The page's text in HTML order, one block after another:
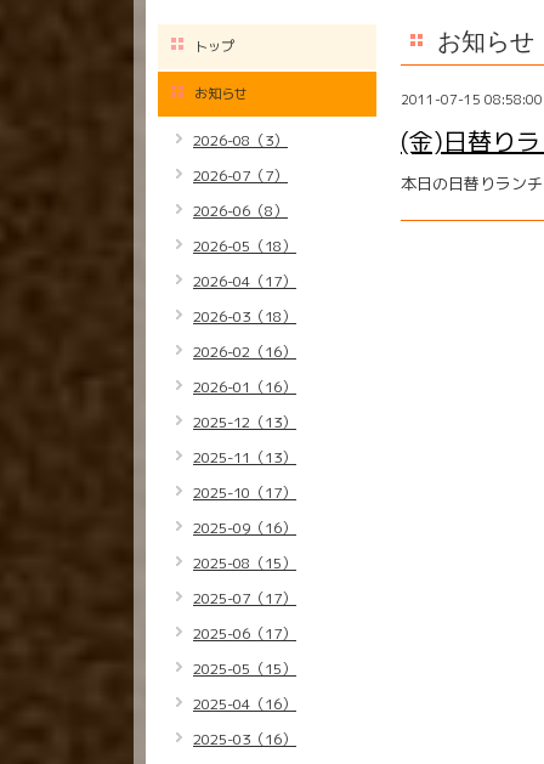
お知らせ
2011-07-15 08:58:00
(金)日替り
本日の日替りラン
トップ
お知らせ
2026-08（3）
2026-07（7）
2026-06（8）
2026-05（18）
2026-04（17）
2026-03（18）
2026-02（16）
2026-01（16）
2025-12（13）
2025-11（13）
2025-10（17）
2025-09（16）
2025-08（15）
2025-07（17）
2025-06（17）
2025-05（15）
2025-04（16）
2025-03（16）